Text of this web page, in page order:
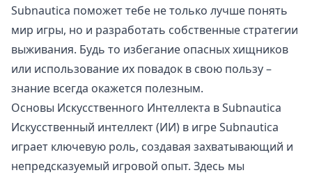
Subnautica поможет тебе не только лучше понять
мир игры, но и разработать собственные стратегии
выживания. Будь то избегание опасных хищников
или использование их повадок в свою пользу –
знание всегда окажется полезным.
Основы Искусственного Интеллекта в Subnautica
Искусственный интеллект (ИИ) в игре Subnautica
играет ключевую роль, создавая захватывающий и
непредсказуемый игровой опыт. Здесь мы